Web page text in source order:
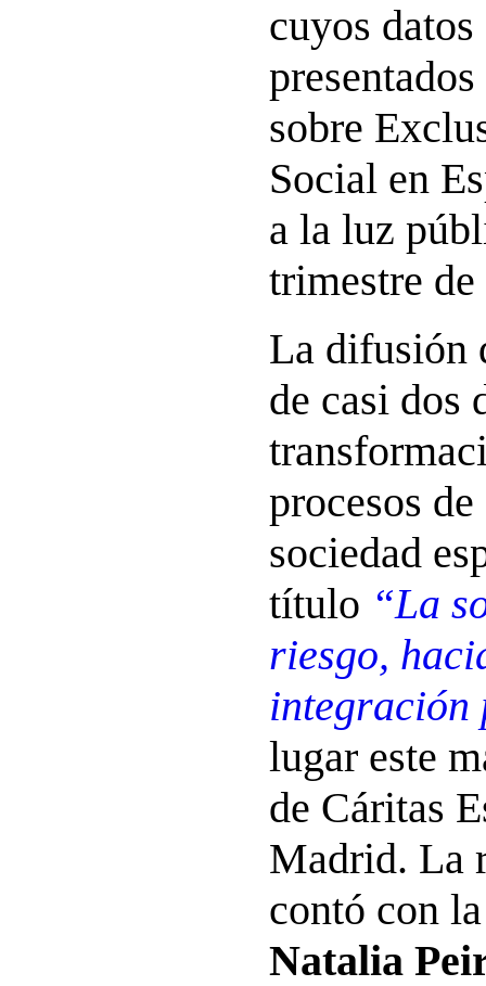
cuyos
sobre
Social en
a la luz
trimestre
La difusión
de casi dos
procesos
sociedad
título “La
riesgo,
integración
lugar este
de Cáritas
Madrid. La
contó con
Natalia